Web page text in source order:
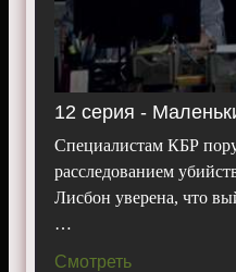
12 серия -
Специалистам КБР
расследованием
Лисбон уверена, что
…
Смотреть